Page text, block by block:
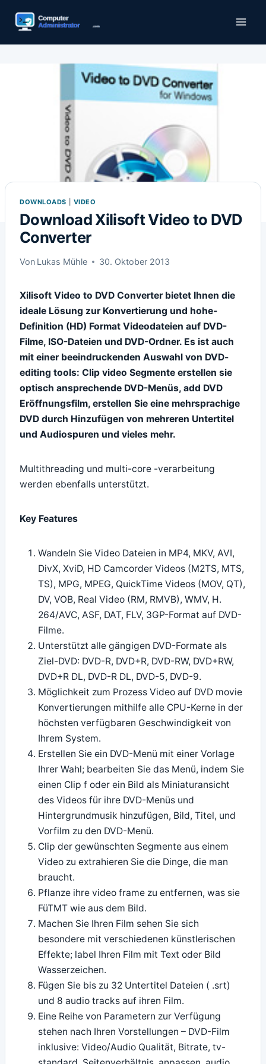
Inhalt
DOWNLOADS VIDEO
Download Xilisoft Video to DVD
Converter
Von Lukas Mühle 30. Oktober 2013
Xilisoft Video to DVD Converter bietet Ihnen die
ideale Lösung zur Konvertierung und hohe-
Definition (HD) Format Videodateien auf DVD-
Filme, ISO-Dateien und DVD-Ordner. Es ist auch
mit einer beeindruckenden Auswahl von DVD-
editing tools: Clip video Segmente erstellen sie
optisch ansprechende DVD-Menüs, add DVD
Eröffnungsfilm, erstellen Sie eine mehrsprachige
DVD durch Hinzufügen von mehreren Untertitel
und Audiospuren und vieles mehr.
Multithreading und multi-core -verarbeitung
werden ebenfalls unterstützt.
Key Features
Wandeln Sie Video Dateien in MP4, MKV, AVI,
DivX, XviD, HD Camcorder Videos (M2TS, MTS,
TS), MPG, MPEG, QuickTime Videos (MOV, QT),
DV, VOB, Real Video (RM, RMVB), WMV, H.
264/AVC, ASF, DAT, FLV, 3GP-Format auf DVD-
Filme.
Unterstützt alle gängigen DVD-Formate als
Ziel-DVD: DVD-R, DVD+R, DVD-RW, DVD+RW,
DVD+R DL, DVD-R DL, DVD-5, DVD-9.
Möglichkeit zum Prozess Video auf DVD movie
Konvertierungen mithilfe alle CPU-Kerne in der
höchsten verfügbaren Geschwindigkeit von
Ihrem System.
Erstellen Sie ein DVD-Menü mit einer Vorlage
Ihrer Wahl; bearbeiten Sie das Menü, indem Sie
einen Clip f oder ein Bild als Miniaturansicht
des Videos für ihre DVD-Menüs und
Hintergrundmusik hinzufügen, Bild, Titel, und
Vorfilm zu den DVD-Menü.
Clip der gewünschten Segmente aus einem
Video zu extrahieren Sie die Dinge, die man
braucht.
Pflanze ihre video frame zu entfernen, was sie
FüTMT wie aus dem Bild.
Machen Sie Ihren Film sehen Sie sich
besondere mit verschiedenen künstlerischen
Effekte; label Ihren Film mit Text oder Bild
Wasserzeichen.
Fügen Sie bis zu 32 Untertitel Dateien ( .srt)
und 8 audio tracks auf ihren Film.
Eine Reihe von Parametern zur Verfügung
stehen nach Ihren Vorstellungen – DVD-Film
inklusive: Video/Audio Qualität, Bitrate, tv-